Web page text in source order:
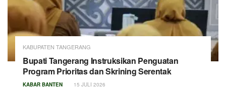
KABUPATEN TANGERANG
Bupati Tangerang Instruksikan Penguatan
Program Prioritas dan Skrining Serentak
KABAR BANTEN 15 JULI 2026